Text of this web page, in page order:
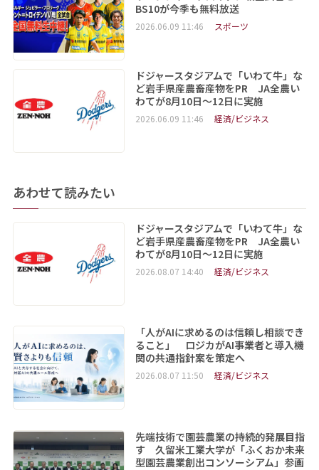
BS10が今季も無料放送
2026.06.09 11:46 スポーツ
ドジャースタジアムで「いわて牛」な
ど岩手県産農畜産物をPR JA全農い
わてが8月10日～12日に実施
2026.06.09 11:46 経済/ビジネス
あわせて読みたい
ドジャースタジアムで「いわて牛」な
ど岩手県産農畜産物をPR JA全農い
わてが8月10日～12日に実施
2026.08.07 14:40 経済/ビジネス
「人がAIに求めるのは信頼し相談でき
ること」 ロジカがAI事業者と導入機
関の共通指針案を策定へ
2026.08.07 11:50 経済/ビジネス
先端技術で園芸農業の持続的発展目指
す 久留米工業大学が「ふくおか未来
型園芸農業創出コンソーシアム」参画